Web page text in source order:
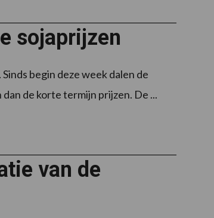
sojaprijzen
begin deze week dalen de
de korte termijn prijzen. De ...
van de